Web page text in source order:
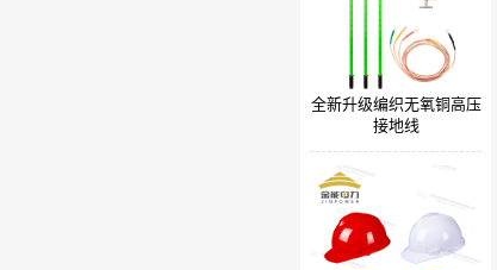
全新升级编织无氧铜高压
接地线